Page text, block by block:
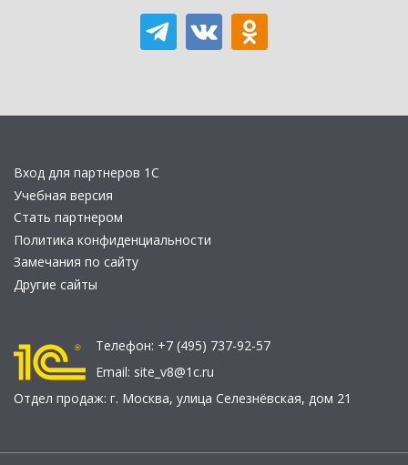
Вход для партнеров 1С
Учебная версия
Стать партнером
Политика конфиденциальности
Замечания по сайту
Другие сайты
Телефон: +7 (495) 737-92-57
Email: site_v8@1c.ru
Отдел продаж: г. Москва, улица Селезнёвская, дом 21